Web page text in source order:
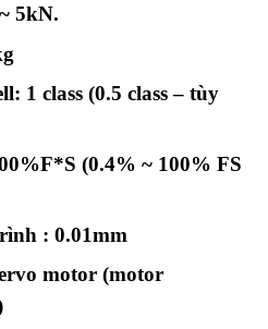
5kN.
1 class (0.5 class – tùy
(0.4% ~ 100% FS
: 0.01mm
motor (motor